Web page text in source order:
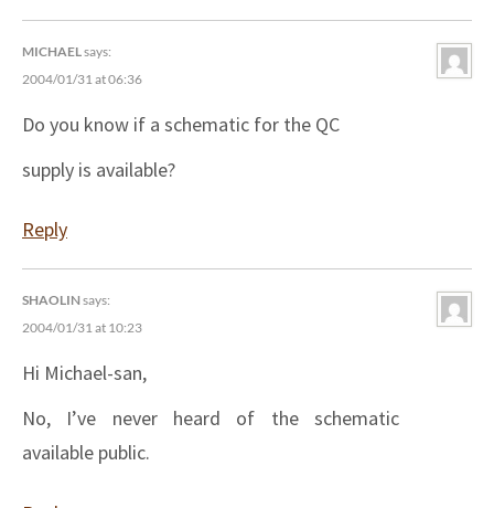
MICHAELsays:
2004/01/31 at 06:36
Do you know if a schematic for the QC
supply is available?
Reply
SHAOLINsays:
2004/01/31 at 10:23
Hi Michael-san,
No, I’ve never heard of the schematic
available public.